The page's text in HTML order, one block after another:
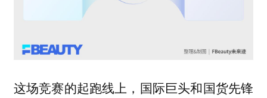
这场竞赛的起跑线上，国际巨头和国货先锋